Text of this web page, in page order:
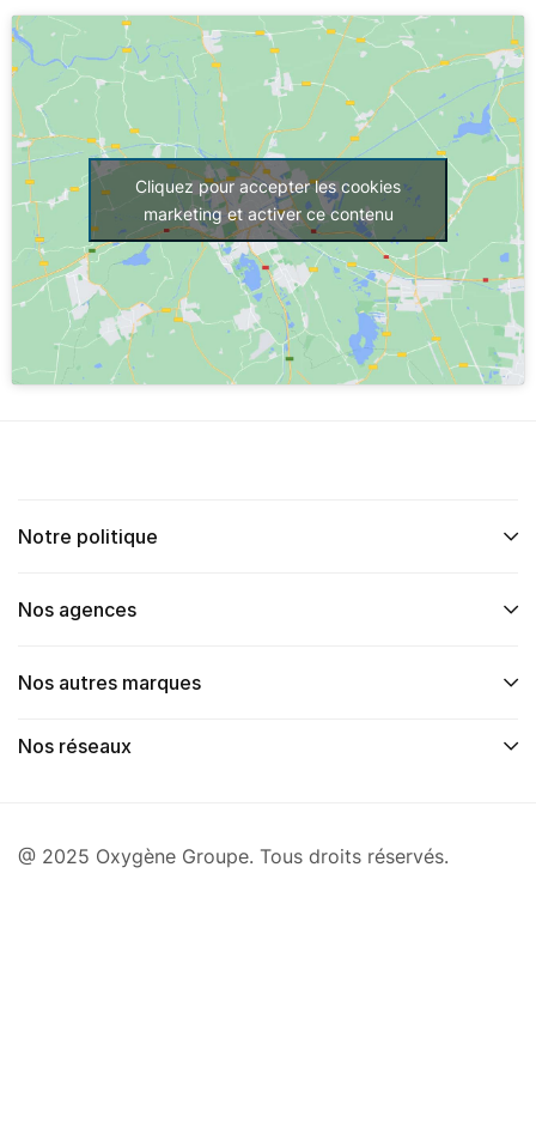
Cliquez pour accepter les cookies
marketing et activer ce contenu
Notre politique
Nos agences
Nos autres marques
Nos réseaux
@ 2025 Oxygène Groupe. Tous droits réservés.